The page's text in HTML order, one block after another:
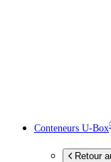
Conteneurs U-Box
Retour